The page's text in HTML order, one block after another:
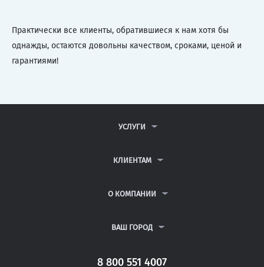
Практически все клиенты, обратившиеся к нам хотя бы
однажды, остаются довольны качеством, сроками, ценой и
гарантиями!
УСЛУГИ
ДИПЛОМНЫЕ РАБОТЫ
РЕФЕРАТЫ
КЛИЕНТАМ
ВОПРОСЫ И ОТВЕТЫ
ПОЛИТИКА КОНФИДЕНЦИАЛЬНОСТИ
О КОМПАНИИ
КОНТАКТЫ
ВАШ ГОРОД
САНКТ-ПЕТЕРБУРГ
8 800 551 4007